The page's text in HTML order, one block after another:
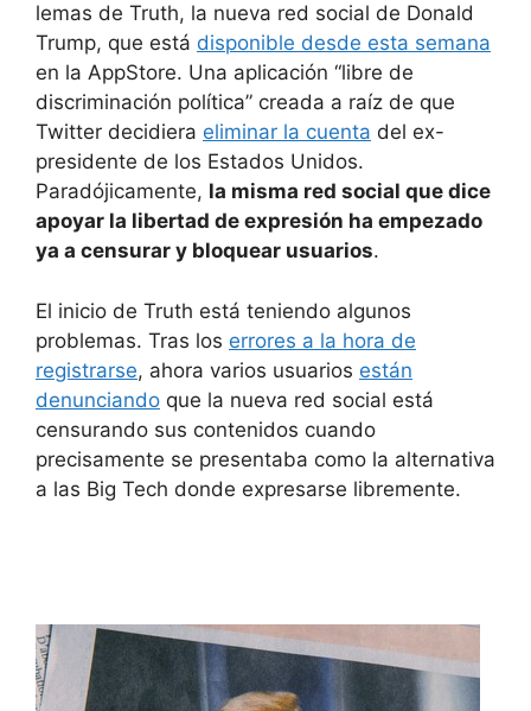
lemas de Truth, la nueva red social de Donald
Trump, que está disponible desde esta semana
en la AppStore. Una aplicación “libre de
discriminación política” creada a raíz de que
Twitter decidiera eliminar la cuenta del ex-
presidente de los Estados Unidos.
Paradójicamente, la misma red social que dice
apoyar la libertad de expresión ha empezado
ya a censurar y bloquear usuarios.
El inicio de Truth está teniendo algunos
problemas. Tras los errores a la hora de
registrarse, ahora varios usuarios están
denunciando que la nueva red social está
censurando sus contenidos cuando
precisamente se presentaba como la alternativa
a las Big Tech donde expresarse libremente.